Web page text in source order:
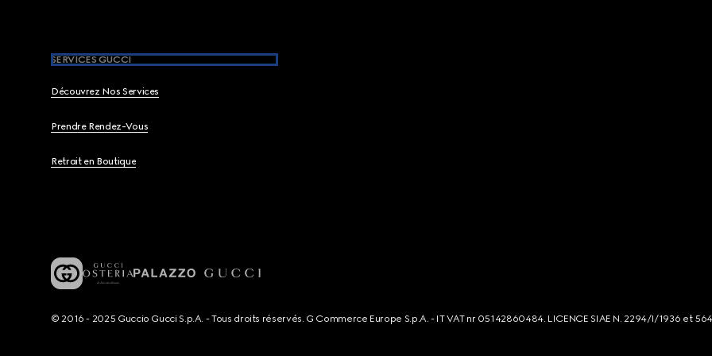
SERVICES GUCCI
Découvrez Nos Services
Prendre Rendez-Vous
Retrait en Boutique
© 2016 - 2025 Guccio Gucci S.p.A. - Tous droits réservés. G Commerce Europe S.p.A. - IT VAT nr 05142860484. LICENCE SIAE N. 2294/I/1936 et